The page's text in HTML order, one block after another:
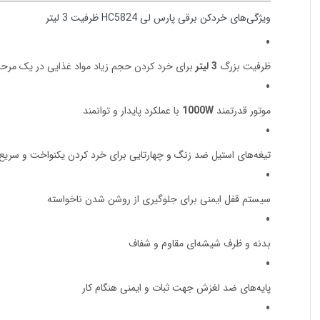
ویژگی‌های خردکن برقی پارس لی HC5824 ظرفیت 3 لیتر
ظرفیت بزرگ 3 لیتر برای خرد کردن حجم زیاد مواد غذایی در یک
موتور قدرتمند1000W با عملکرد پایدار و توانمند
تیغه‌های استیل ضد زنگ و چهارتایی برای خرد کردن یکنواخت و
سیستم قفل ایمنی برای جلوگیری از روشن شدن ناخواسته
بدنه و ظرف شیشه‌ای مقاوم و شفاف
پایه‌های ضد لغزش جهت ثبات و ایمنی هنگام کار